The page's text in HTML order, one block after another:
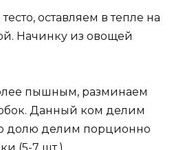
оставляем в тепле на
Начинку из овощей
пышным, разминаем
Данный ком делим
долю делим порционно